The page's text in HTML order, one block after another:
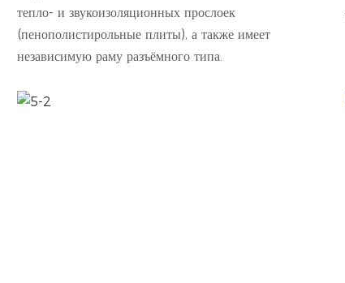
тепло- и звукоизоляционных прослоек
(пенополистирольные плиты), а также имеет
независимую раму разъёмного типа.